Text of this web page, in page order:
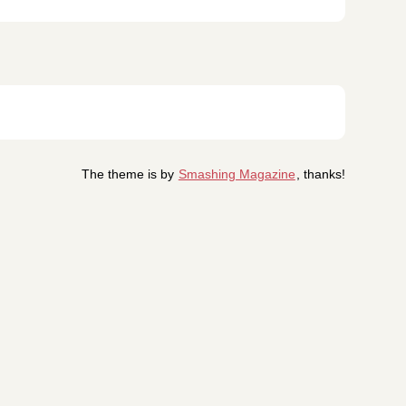
The theme is by Smashing Magazine, thanks!